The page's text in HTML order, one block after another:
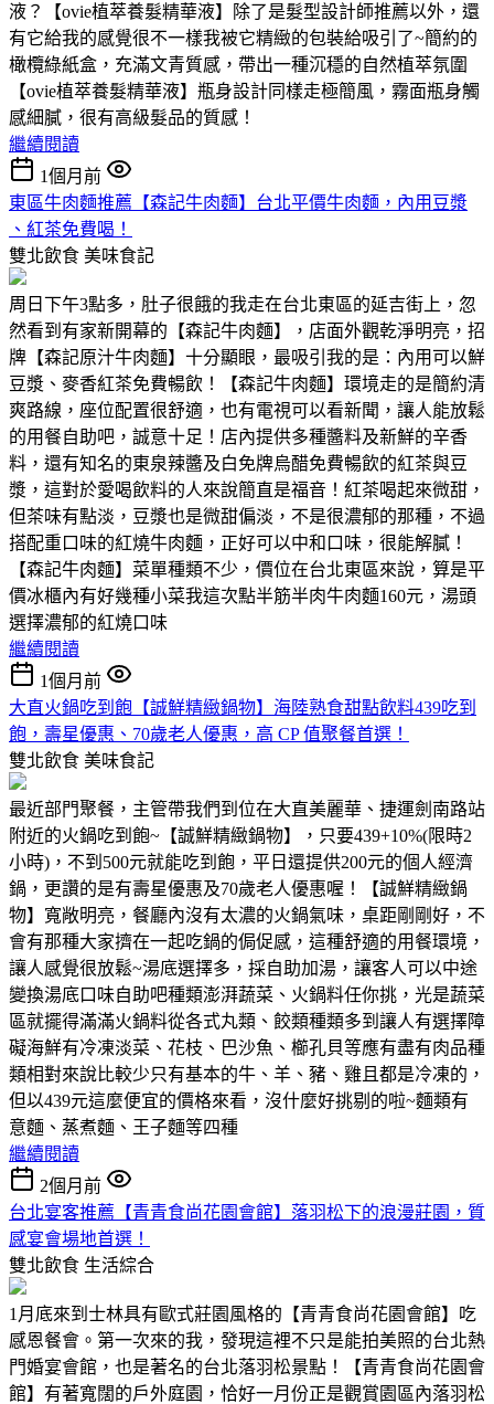
液？【ovie植萃養髮精華液】除了是髮型設計師推薦以外，還
有它給我的感覺很不一樣我被它精緻的包裝給吸引了~簡約的
橄欖綠紙盒，充滿文青質感，帶出一種沉穩的自然植萃氛圍
【ovie植萃養髮精華液】瓶身設計同樣走極簡風，霧面瓶身觸
感細膩，很有高級髮品的質感！
繼續閱讀
1個月前
東區牛肉麵推薦【森記牛肉麵】台北平價牛肉麵，內用豆漿
、紅茶免費喝！
雙北飲食 美味食記
周日下午3點多，肚子很餓的我走在台北東區的延吉街上，忽
然看到有家新開幕的【森記牛肉麵】，店面外觀乾淨明亮，招
牌【森記原汁牛肉麵】十分顯眼，最吸引我的是：內用可以鮮
豆漿、麥香紅茶免費暢飲！【森記牛肉麵】環境走的是簡約清
爽路線，座位配置很舒適，也有電視可以看新聞，讓人能放鬆
的用餐自助吧，誠意十足！店內提供多種醬料及新鮮的辛香
料，還有知名的東泉辣醬及白免牌烏醋免費暢飲的紅茶與豆
漿，這對於愛喝飲料的人來說簡直是福音！紅茶喝起來微甜，
但茶味有點淡，豆漿也是微甜偏淡，不是很濃郁的那種，不過
搭配重口味的紅燒牛肉麵，正好可以中和口味，很能解膩！
【森記牛肉麵】菜單種類不少，價位在台北東區來說，算是平
價冰櫃內有好幾種小菜我這次點半筋半肉牛肉麵160元，湯頭
選擇濃郁的紅燒口味
繼續閱讀
1個月前
大直火鍋吃到飽【誠鮮精緻鍋物】海陸熟食甜點飲料439吃到
飽，壽星優惠、70歲老人優惠，高 CP 值聚餐首選！
雙北飲食 美味食記
最近部門聚餐，主管帶我們到位在大直美麗華、捷運劍南路站
附近的火鍋吃到飽~【誠鮮精緻鍋物】，只要439+10%(限時2
小時)，不到500元就能吃到飽，平日還提供200元的個人經濟
鍋，更讚的是有壽星優惠及70歲老人優惠喔！【誠鮮精緻鍋
物】寬敞明亮，餐廳內沒有太濃的火鍋氣味，桌距剛剛好，不
會有那種大家擠在一起吃鍋的侷促感，這種舒適的用餐環境，
讓人感覺很放鬆~湯底選擇多，採自助加湯，讓客人可以中途
變換湯底口味自助吧種類澎湃蔬菜、火鍋料任你挑，光是蔬菜
區就擺得滿滿火鍋料從各式丸類、餃類種類多到讓人有選擇障
礙海鮮有冷凍淡菜、花枝、巴沙魚、櫛孔貝等應有盡有肉品種
類相對來說比較少只有基本的牛、羊、豬、雞且都是冷凍的，
但以439元這麼便宜的價格來看，沒什麼好挑剔的啦~麵類有
意麵、蒸煮麵、王子麵等四種
繼續閱讀
2個月前
台北宴客推薦【青青食尚花園會館】落羽松下的浪漫莊園，質
感宴會場地首選！
雙北飲食 生活綜合
1月底來到士林具有歐式莊園風格的【青青食尚花園會館】吃
感恩餐會。第一次來的我，發現這裡不只是能拍美照的台北熱
門婚宴會館，也是著名的台北落羽松景點！【青青食尚花園會
館】有著寬闊的戶外庭園，恰好一月份正是觀賞園區內落羽松